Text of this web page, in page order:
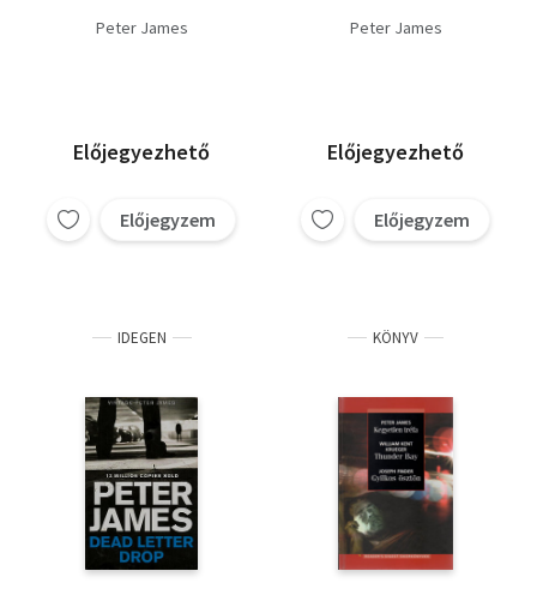
Peter James
Előjegyezhető
Előjegyzem
Peter James
Előjegyezhető
Előjegyzem
IDEGEN KÖNYV